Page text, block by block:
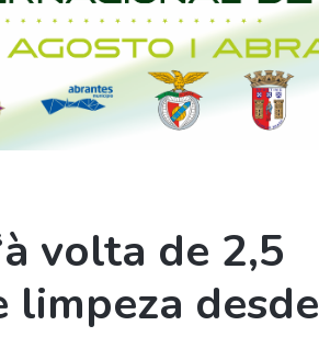
volta de 2,5
limpeza desde